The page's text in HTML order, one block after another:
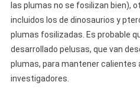
las plumas no se fosilizan bien),
incluidos los de dinosaurios y
plumas fosilizadas. Es probable
desarrollado pelusas, que van
plumas, para mantener calientes
investigadores.